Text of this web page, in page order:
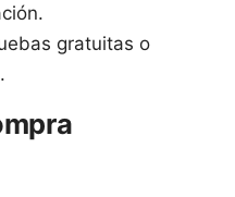
gratuitas o